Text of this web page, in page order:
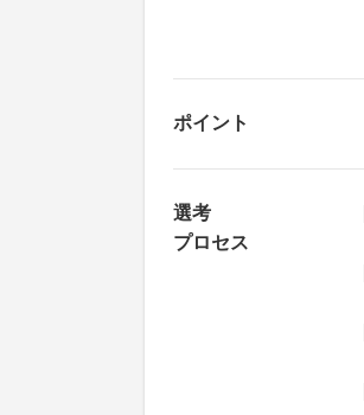
ポイント
選考
プロセス